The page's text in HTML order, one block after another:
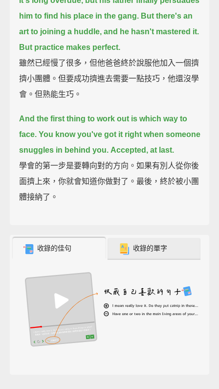
him to find his place in the gang. But there's an
art to joining a huddle, and he hasn't mastered it.
But practice makes perfect.
雖然已經慢了很多，但他爸爸終於說服他加入一個擠
擠小團體。但要成功擠進去需要一點技巧，他還沒學
會。但熟能生巧。
And the first thing to work out is which way to
face. You know you've got it right when someone
snuggles in behind you. Accepted, at last.
學會的第一步是要轉向對的方向。如果有別人從你後
面擠上來，你就會知道你做對了。最後，終於被小團
體接納了。
收錄的佳句 收錄的單字